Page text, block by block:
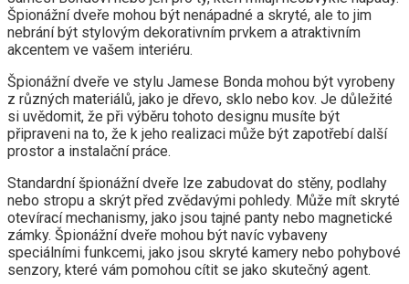
Špionážní dveře mohou být nenápadné a skryté, ale to jim
nebrání být stylovým dekorativním prvkem a atraktivním
akcentem ve vašem interiéru.
Špionážní dveře ve stylu Jamese Bonda mohou být vyrobeny
z různých materiálů, jako je dřevo, sklo nebo kov. Je důležité
si uvědomit, že při výběru tohoto designu musíte být
připraveni na to, že k jeho realizaci může být zapotřebí další
prostor a instalační práce.
Standardní špionážní dveře lze zabudovat do stěny, podlahy
nebo stropu a skrýt před zvědavými pohledy. Může mít skryté
otevírací mechanismy, jako jsou tajné panty nebo magnetické
zámky. Špionážní dveře mohou být navíc vybaveny
speciálními funkcemi, jako jsou skryté kamery nebo pohybové
senzory, které vám pomohou cítit se jako skutečný agent.